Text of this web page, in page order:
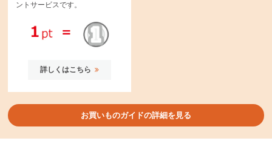
ントサービスです。
詳しくはこちら
お買いものガイドの詳細を見る